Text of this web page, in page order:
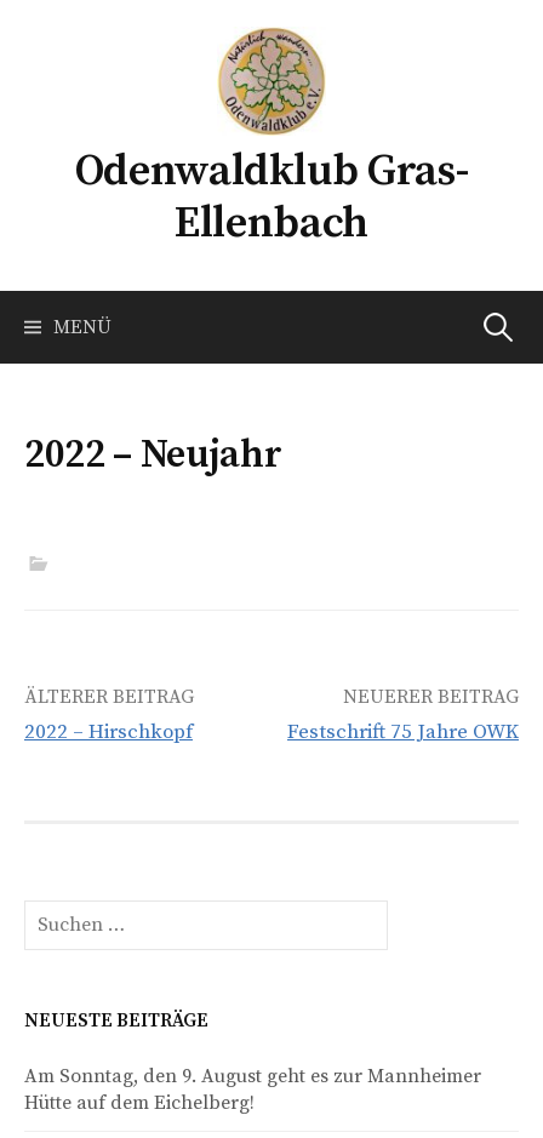
Odenwaldklub Gras-
Ellenbach
MENÜ Suchen
2022 – Neujahr
Beitrags-
ÄLTERER BEITRAG
2022 – Hirschkopf
NEUERER BEITRAG
Festschrift 75 Jahre OWK
Suchen
nach:
NEUESTE BEITRÄGE
Am Sonntag, den 9. August geht es zur Mannheimer
Hütte auf dem Eichelberg!